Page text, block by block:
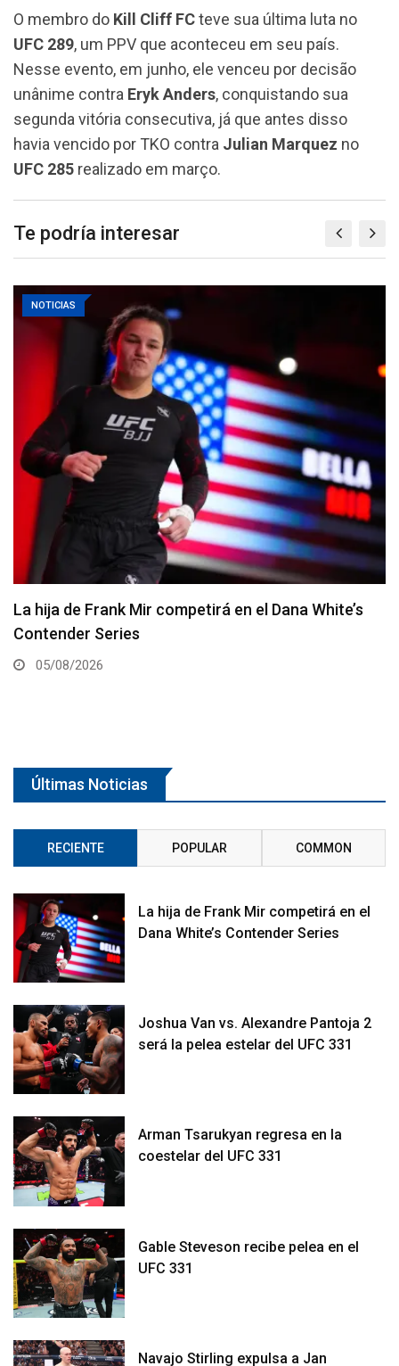
O membro do Kill Cliff FCteve sua última luta no
UFC 289, um PPV que aconteceu em seu país.
Nesse evento, em junho, ele venceu por decisão
unânime contra Eryk Anders, conquistando sua
segunda vitória consecutiva, já que antes disso
havia vencido por TKO contra Julian Marquez no
UFC 285 realizado em março.
Te podría interesar
NOTICIAS
Joshua Van vs. Alexandre Pantoja 2 será la pelea
estelar del UFC 331
05/08/2026
Últimas Noticias
RECIENTE POPULAR COMMON
La hija de Frank Mir competirá en el
Dana White’s Contender Series
Joshua Van vs. Alexandre Pantoja 2
será la pelea estelar del UFC 331
Arman Tsarukyan regresa en la
coestelar del UFC 331
Gable Steveson recibe pelea en el
UFC 331
Navajo Stirling expulsa a Jan